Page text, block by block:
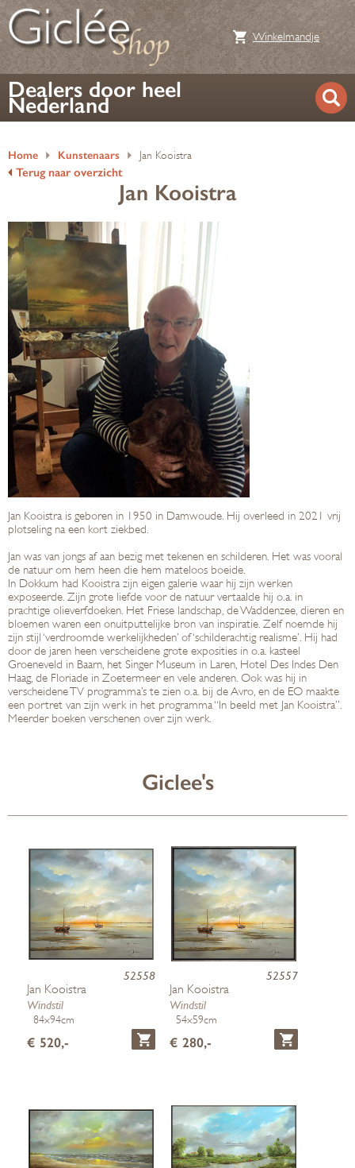
Winkelmandje
Dealers door heel
Nederland
Home Kunstenaars Jan Kooistra
Terug naar overzicht
Jan Kooistra
Jan Kooistra is geboren in 1950 in Damwoude. Hij overleed in 2021 vrij
plotseling na een kort ziekbed.
Jan was van jongs af aan bezig met tekenen en schilderen. Het was vooral
de natuur om hem heen die hem mateloos boeide.
In Dokkum had Kooistra zijn eigen galerie waar hij zijn werken
exposeerde. Zijn grote liefde voor de natuur vertaalde hij o.a. in
prachtige olieverfdoeken. Het Friese landschap, de Waddenzee, dieren en
bloemen waren een onuitputtelijke bron van inspiratie. Zelf noemde hij
zijn stijl ‘verdroomde werkelijkheden’ of ‘schilderachtig realisme’. Hij had
door de jaren heen verscheidene grote exposities in o.a. kasteel
Groeneveld in Baarn, het Singer Museum in Laren, Hotel Des Indes Den
Haag, de Floriade in Zoetermeer en vele anderen. Ook was hij in
verscheidene TV programma’s te zien o.a. bij de Avro, en de EO maakte
een portret van zijn werk in het programma “In beeld met Jan Kooistra”.
Meerder boeken verschenen over zijn werk.
Giclee's
52558
Jan Kooistra
Windstil
84x94cm
€ 520,-
52557
Jan Kooistra
Windstil
54x59cm
€ 280,-